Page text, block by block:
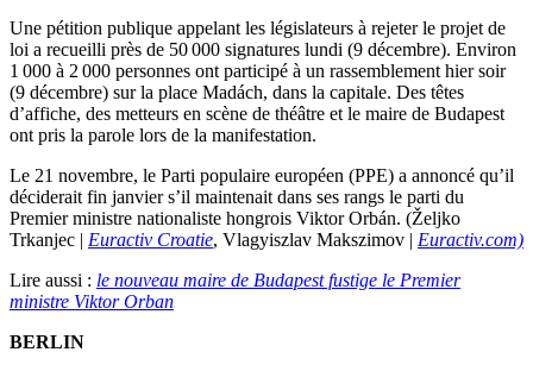
Une pétition publique appelant les législateurs à rejeter le projet de
loi a recueilli près de 50 000 signatures lundi (9 décembre). Environ
1 000 à 2 000 personnes ont participé à un rassemblement hier soir
(9 décembre) sur la place Madách, dans la capitale. Des têtes
d’affiche, des metteurs en scène de théâtre et le maire de Budapest
ont pris la parole lors de la manifestation.
Le 21 novembre, le Parti populaire européen (PPE) a annoncé qu’il
déciderait fin janvier s’il maintenait dans ses rangs le parti du
Premier ministre nationaliste hongrois Viktor Orbán. (Željko
Trkanjec | Euractiv Croatie, Vlagyiszlav Makszimov | Euractiv.com)
Lire aussi : le nouveau maire de Budapest fustige le Premier
ministre Viktor Orban
BERLIN